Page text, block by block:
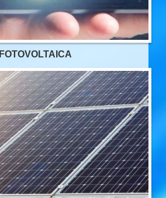
FOTOVOLTAICA